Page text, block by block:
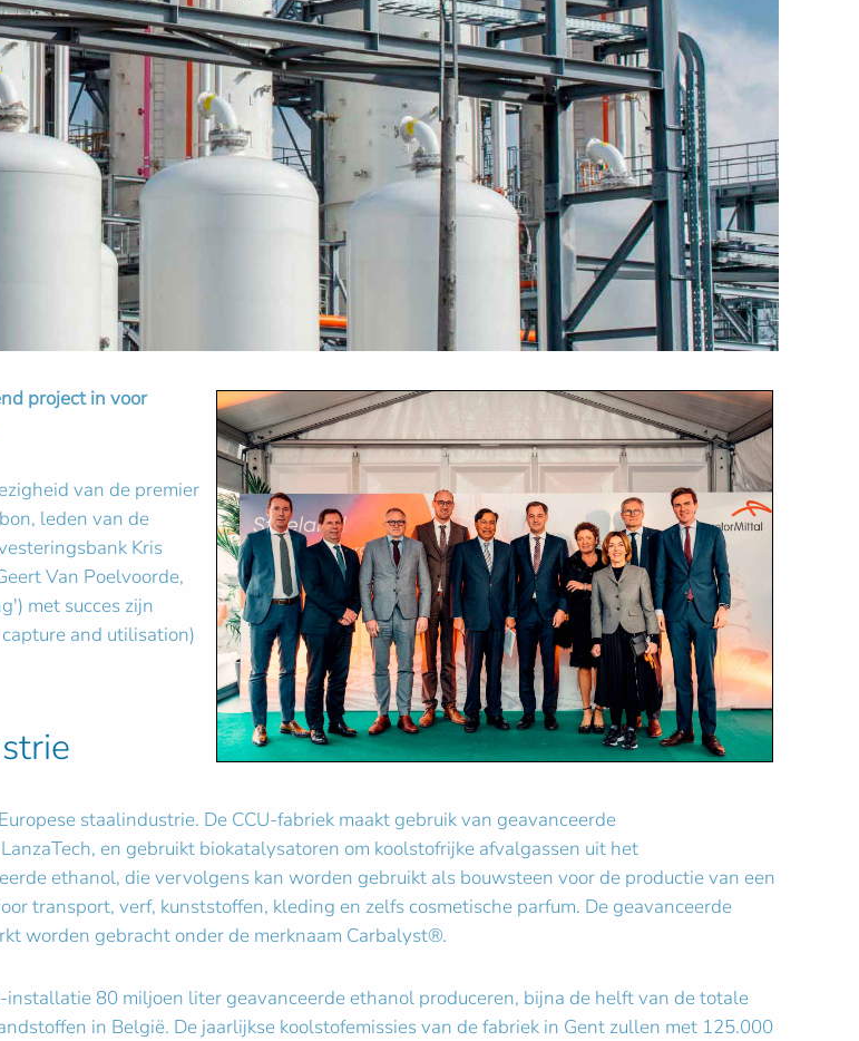
project in voor
van de premier
leden van de
Kris
Van Poelvoorde,
met succes zijn
and utilisation)
staalindustrie. De CCU-fabriek maakt gebruik van geavanceerde
en gebruikt biokatalysatoren om koolstofrijke afvalgassen uit het
ethanol, die vervolgens kan worden gebruikt als bouwsteen voor de productie van een
transport, verf, kunststoffen, kleding en zelfs cosmetische parfum. De geavanceerde
worden gebracht onder de merknaam Carbalyst®.
80 miljoen liter geavanceerde ethanol produceren, bijna de helft van de totale
in België. De jaarlijkse koolstofemissies van de fabriek in Gent zullen met 125.000